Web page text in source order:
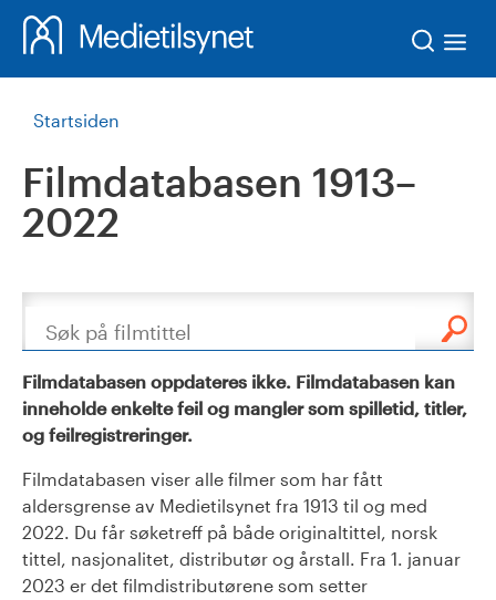
Startsiden
Filmdatabasen 1913–
2022
Søk
Filmdatabasen oppdateres ikke. Filmdatabasen kan
inneholde enkelte feil og mangler som spilletid, titler,
og feilregistreringer.
Filmdatabasen viser alle filmer som har fått
aldersgrense av Medietilsynet fra 1913 til og med
2022. Du får søketreff på både originaltittel, norsk
tittel, nasjonalitet, distributør og årstall. Fra 1. januar
2023 er det filmdistributørene som setter